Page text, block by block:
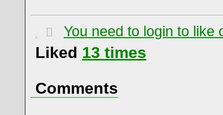
You need to login to like
Liked 13 times
Comments